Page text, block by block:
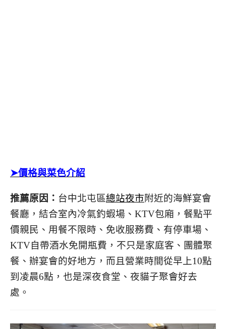
➤價格與菜色介紹
推薦原因： 台中北屯區總站夜市附近的海鮮宴會
餐廳，結合室內冷氣釣蝦場、KTV包廂，餐點平
價親民、用餐不限時、免收服務費、有停車場、
KTV自帶酒水免開瓶費，不只是家庭客、團體聚
餐、辦宴會的好地方，而且營業時間從早上10點
到凌晨6點，也是深夜食堂、夜貓子聚會好去
處。